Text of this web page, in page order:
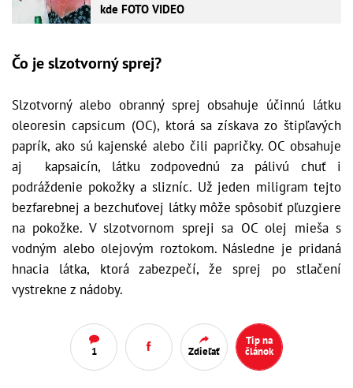
kde FOTO VIDEO
Čo je slzotvorný sprej?
Slzotvorný alebo obranný sprej obsahuje účinnú látku
oleoresin capsicum (OC), ktorá sa získava zo štipľavých
paprík, ako sú kajenské alebo čili papričky. OC obsahuje
aj kapsaicín, látku zodpovednú za pálivú chuť i
podráždenie pokožky a slizníc. Už jeden miligram tejto
bezfarebnej a bezchuťovej látky môže spôsobiť pľuzgiere
na pokožke. V slzotvornom spreji sa OC olej mieša s
vodným alebo olejovým roztokom. Následne je pridaná
hnacia látka, ktorá zabezpečí, že sprej po stlačení
vystrekne z nádoby.
1 Zdieľať
Tip na
článok